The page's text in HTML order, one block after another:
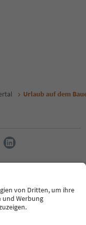
Urlaub auf dem